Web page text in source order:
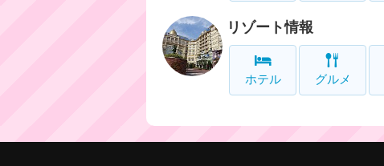
リゾート情報
ホテル グルメ